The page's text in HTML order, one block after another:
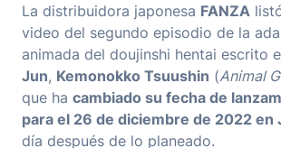
La distribuidora japonesa FANZA
video del segundo episodio de la
animada del doujinshi hentai escrito
Jun, Kemonokko Tsuushin (Animal
que ha cambiado su fecha de
para el 26 de diciembre de 2022 en
día después de lo planeado.